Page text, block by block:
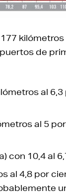
de
al
al 5
con 10,4 al
al 4,8 por